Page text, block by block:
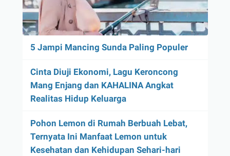
5 Jampi Mancing Sunda Paling Populer
Cinta Diuji Ekonomi, Lagu Keroncong
Mang Enjang dan KAHALINA Angkat
Realitas Hidup Keluarga
Pohon Lemon di Rumah Berbuah Lebat,
Ternyata Ini Manfaat Lemon untuk
Kesehatan dan Kehidupan Sehari-hari